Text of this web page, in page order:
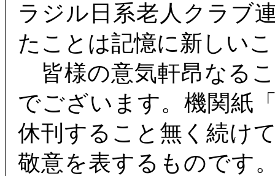
ラジル日系老人クラブ
たことは記憶に新しい
皆様の意気軒昂なる
でございます。機関紙
休刊すること無く続け
敬意を表するものです